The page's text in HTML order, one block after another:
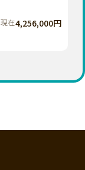
神奈川
石川
現在4,256,000円